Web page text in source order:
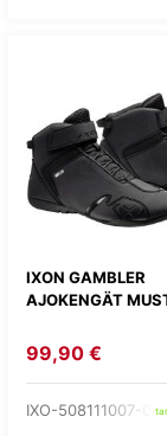
IXON GAMBLER
AJOKENGÄT
99,90 €
IXO-508111007-01-